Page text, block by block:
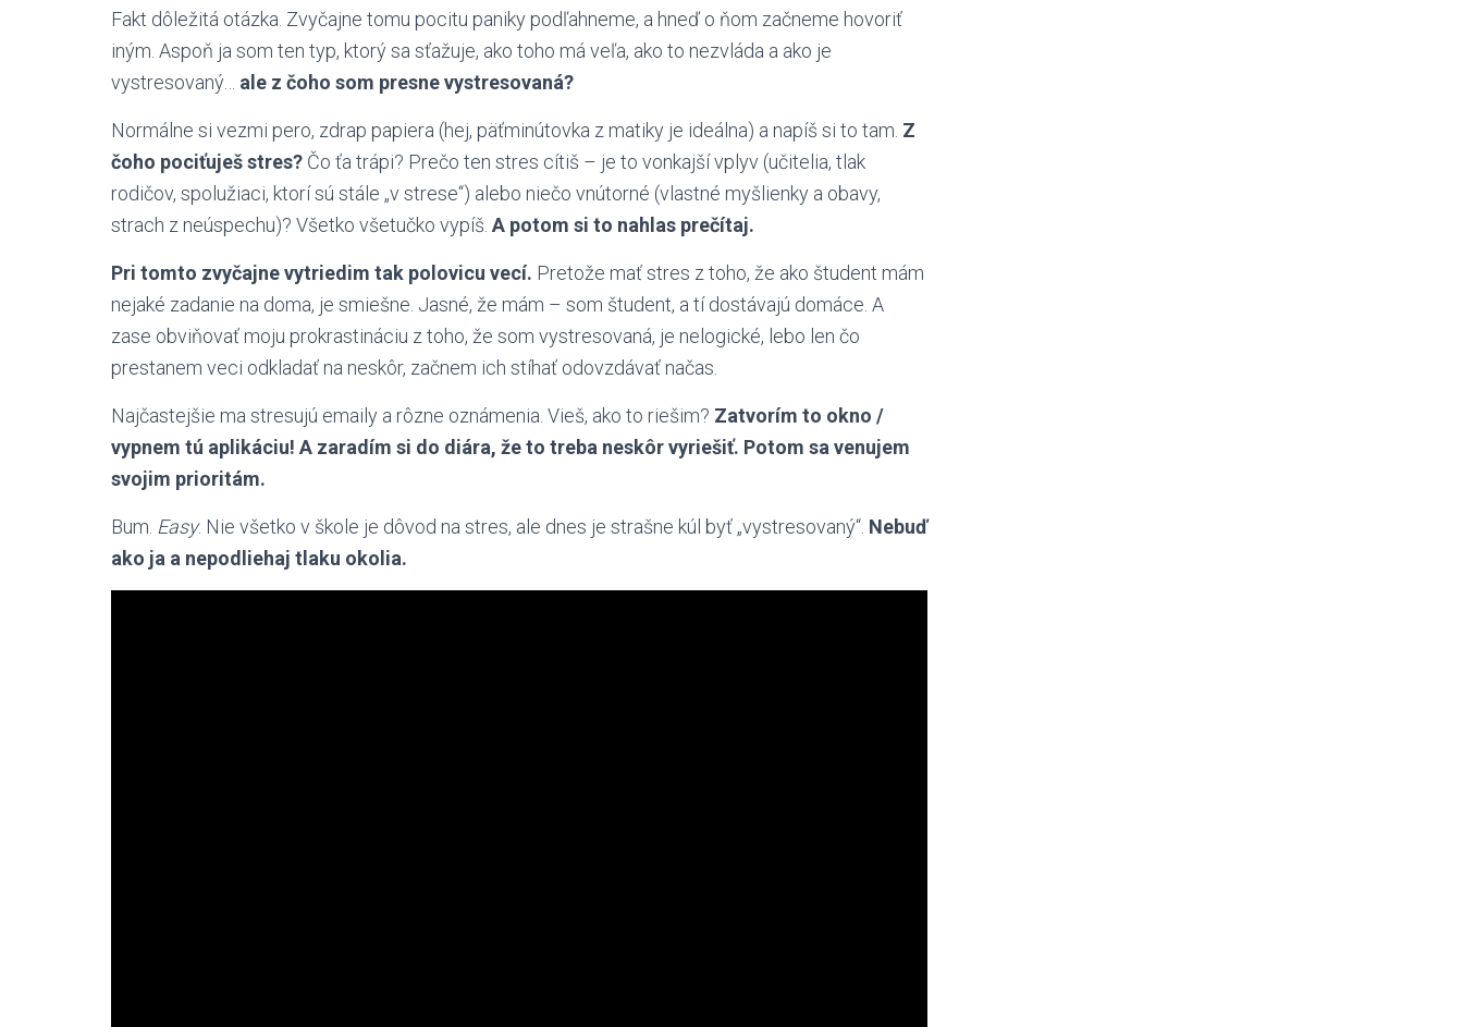
Fakt dôležitá otázka. Zvyčajne tomu pocitu paniky podľahneme, a hneď o ňom začneme hovoriť
iným. Aspoň ja som ten typ, ktorý sa sťažuje, ako toho má veľa, ako to nezvláda a ako je
vystresovaný… ale z čoho som presne vystresovaná?
Normálne si vezmi pero, zdrap papiera (hej, päťminútovka z matiky je ideálna) a napíš si to tam. Z
čoho pociťuješ stres? Čo ťa trápi? Prečo ten stres cítiš – je to vonkajší vplyv (učitelia, tlak
rodičov, spolužiaci, ktorí sú stále „v strese“) alebo niečo vnútorné (vlastné myšlienky a obavy,
strach z neúspechu)? Všetko všetučko vypíš. A potom si to nahlas prečítaj.
Pri tomto zvyčajne vytriedim tak polovicu vecí. Pretože mať stres z toho, že ako študent mám
nejaké zadanie na doma, je smiešne. Jasné, že mám – som študent, a tí dostávajú domáce. A
zase obviňovať moju prokrastináciu z toho, že som vystresovaná, je nelogické, lebo len čo
prestanem veci odkladať na neskôr, začnem ich stíhať odovzdávať načas.
Najčastejšie ma stresujú emaily a rôzne oznámenia. Vieš, ako to riešim? Zatvorím to okno /
vypnem tú aplikáciu! A zaradím si do diára, že to treba neskôr vyriešiť. Potom sa venujem
svojim prioritám.
Bum. Easy. Nie všetko v škole je dôvod na stres, ale dnes je strašne kúl byť „vystresovaný“. Nebuď
ako ja a nepodliehaj tlaku okolia.